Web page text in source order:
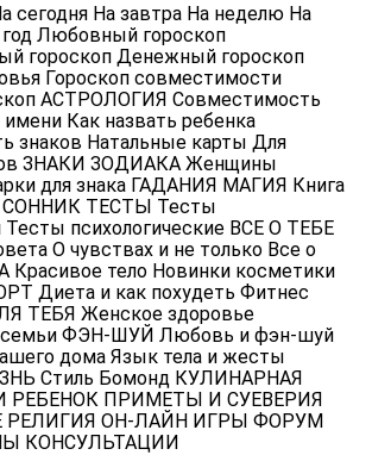
На завтра На неделю На
Любовный гороскоп
гороскоп Денежный гороскоп
Гороскоп совместимости
АСТРОЛОГИЯ Совместимость
Как назвать ребенка
знаков Натальные карты Для
ЗНАКИ ЗОДИАКА Женщины
для знака ГАДАНИЯ МАГИЯ Книга
СОННИК ТЕСТЫ Тесты
Тесты психологические ВСЕ О ТЕБЕ
О чувствах и не только Все о
Красивое тело Новинки косметики
Диета и как похудеть Фитнес
ТЕБЯ Женское здоровье
семьи ФЭН-ШУЙ Любовь и фэн-шуй
дома Язык тела и жесты
Стиль Бомонд КУЛИНАРНАЯ
РЕБЕНОК ПРИМЕТЫ И СУЕВЕРИЯ
РЕЛИГИЯ ОН-ЛАЙН ИГРЫ ФОРУМ
КОНСУЛЬТАЦИИ